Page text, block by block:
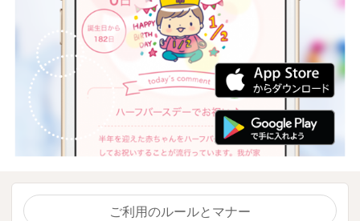
ご利用のルールとマナー